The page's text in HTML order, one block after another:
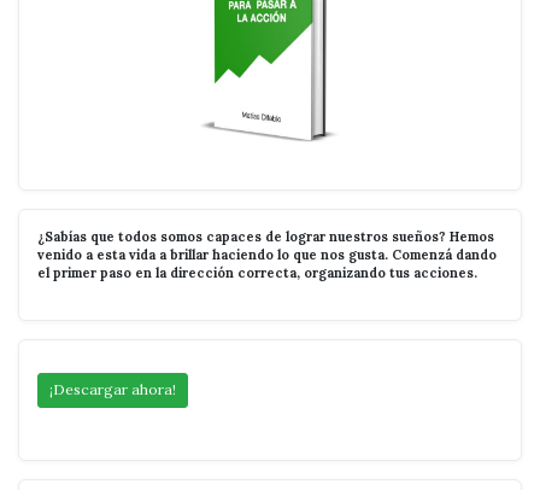
¿Sabías que todos somos capaces de lograr nuestros sueños? Hemos
venido a esta vida a brillar haciendo lo que nos gusta. Comenzá dando
el primer paso en la dirección correcta, organizando tus acciones.
¡Descargar ahora!